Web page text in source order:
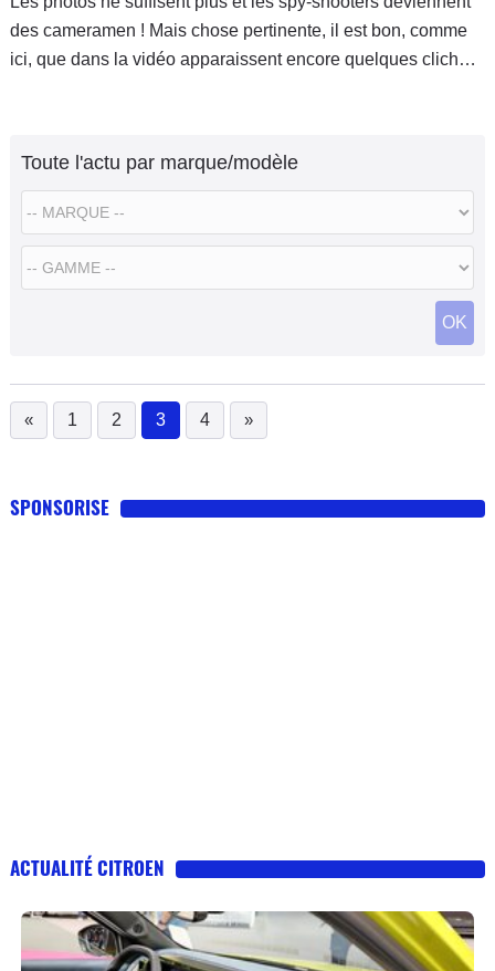
des cameramen ! Mais chose pertinente, il est bon, comme
ici, que dans la vidéo apparaissent encore quelques clichés
Toute l'actu par marque/modèle
OK
« 1 2 3
(current)
4 »
SPONSORISE
ACTUALITÉ CITROEN